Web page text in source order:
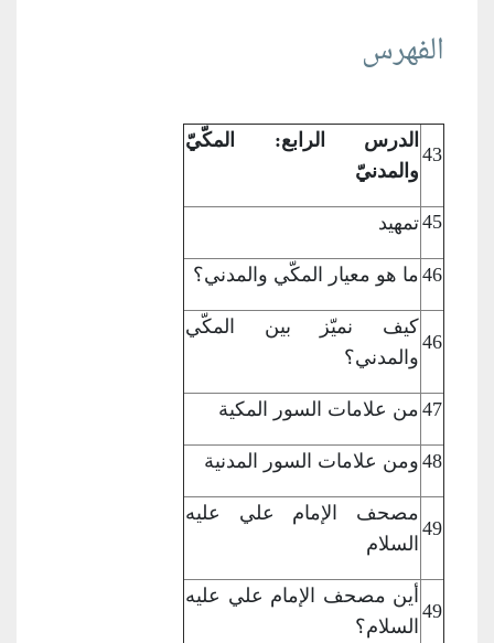
الفهرس
43 الدرس الرابع: المكّيّ
والمدنيّ
45تمهيد
46 ما هو معيار المكّي والمدني؟
46
كيف نميّز بين
المكّي
والمدني؟
47 من علامات السور المكية
48 ومن علامات السور المدنية
49
مصحف الإمام علي
عليه
السلام
49
أين مصحف الإمام علي عليه
السلام؟